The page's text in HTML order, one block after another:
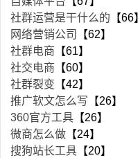
社群运营是干什么的 【66】
网络营销公司
【62】
社群电商 【61】
社交电商 【60】
社群裂变 【42】
推广软文怎么写 【26】
360官方工具 【26】
微商怎么做 【24】
搜狗站长工具 【20】